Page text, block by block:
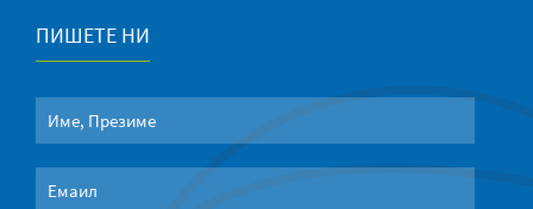
ПИШЕТЕ НИ